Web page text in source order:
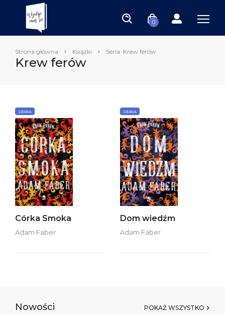
0
Strona główna Książki Seria: Krew ferów
Krew ferów
SERIA
Córka Smoka
Adam Faber
SERIA
Dom wiedźm
Adam Faber
Nowości POKAŻ WSZYSTKO